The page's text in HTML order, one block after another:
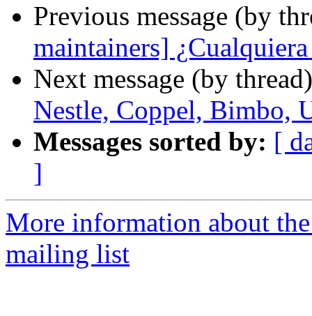
Previous message (by
maintainers]
Next message (by
Nestle, Coppel, Bimbo,
Messages sorted by: [
]
More information about
mailing list